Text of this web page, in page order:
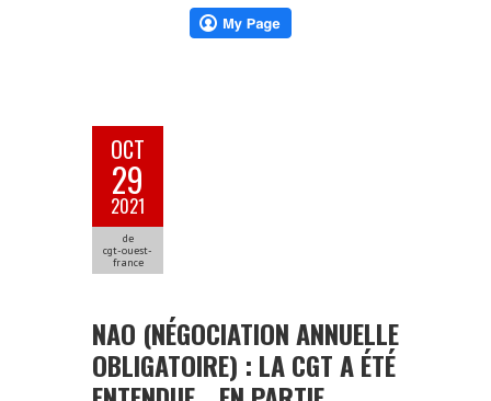
OCT
29
2021
de
cgt-ouest-
france
NAO (NÉGOCIATION ANNUELLE
OBLIGATOIRE) : LA CGT A ÉTÉ